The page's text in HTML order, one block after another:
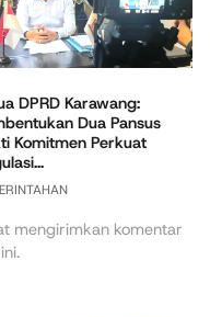
DPRD Karawang:
Dua Pansus
Komitmen Perkuat
mengirimkan komentar